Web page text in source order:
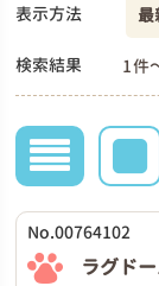
表示方法
検索結果 1件
No.00764102
ラグド